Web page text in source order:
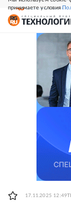
принимаете условия
СВЕЖИЙ НОМЕР
17.11.2025 12:49